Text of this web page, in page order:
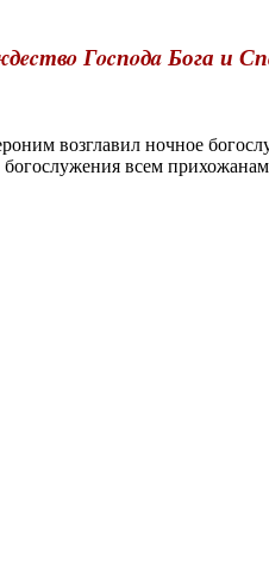
Гocпoдa Бога и
возглавил ночное
всем